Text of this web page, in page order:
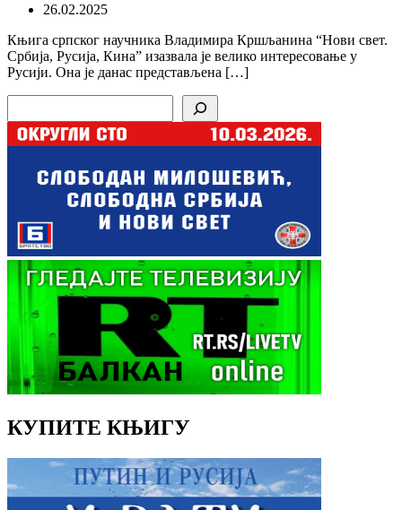
26.02.2025
Књига српског научника Владимира Кршљанина “Нови свет.
Србија, Русија, Кина” изазвала је велико интересовање у
Русији. Она је данас представљена […]
КУПИТЕ КЊИГУ